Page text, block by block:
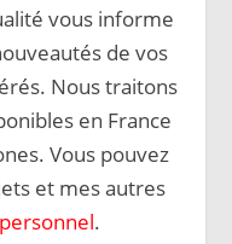
vous informe
de vos
Nous traitons
en France
Vous pouvez
et mes autres
.